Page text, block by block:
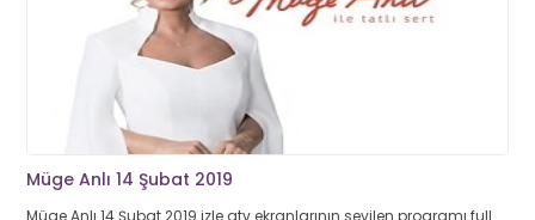
Müge Anlı 14 Şubat 2019
Müge Anlı 14 Şubat 2019 izle atv ekranlarının sevilen programı full